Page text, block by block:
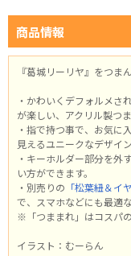
商品情報
『葛城リーリヤ』をつま
・かわいくデフォルメさ
が楽しい、アクリル製つま
・指で持つ事で、お気に
見えるユニークなデザイン
・キーホルダー部分を外
い方ができます。
・別売りの 「松葉紐＆イ
で、スマホなどにも最適
※「つままれ」はコスパの
イラスト：むーらん